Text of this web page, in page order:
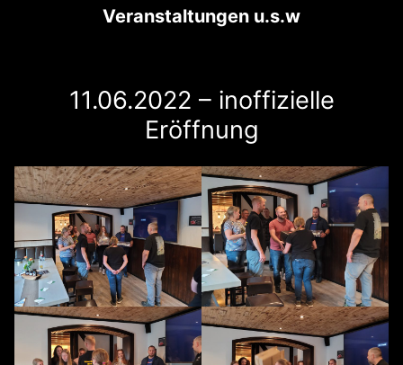
Veranstaltungen u.s.w
11.06.2022 – inoffizielle
Eröffnung